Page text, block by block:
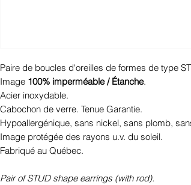
Paire de boucles d'oreilles de formes de type
Image 100% imperméable / Étanche.
Acier inoxydable.
Cabochon de verre. Tenue Garantie.
Hypoallergénique, sans nickel, sans plomb,
Image protégée des rayons u.v. du soleil.
Fabriqué au Québec.
Pair of STUD shape earrings (with rod).